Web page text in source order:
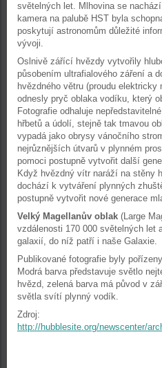
světelných let. Mlhovina se
kamera na palubě HST byla
poskytují astronomům důležité
vývoji.
Oslnivě zářící hvězdy vytvořily
působením ultrafialového záření a
hvězdného větru (proudu
odnesly pryč oblaka vodíku, který
Fotografie odhaluje
hřbetů a údolí, stejně tak tmavou
vypadá jako obrysy vánočního
nejrůznějších útvarů v plynném
pomoci postupně vytvořit další
Když hvězdný vítr naráží na stěny
dochází k vytváření plynných
postupně vytvořit nové generace
Velký Magellanův oblak (Large
vzdálenosti 170 000 světelných
galaxií, do níž patří i naše Galaxie.
Publikované fotografie byly
Modrá barva představuje světlo
hvězd, zelená barva má původ v
světla svítí plynný vodík.
Zdroj:
http://hubblesite.org/newscenter/